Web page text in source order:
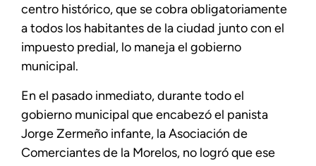
centro histórico, que se cobra obligatoriamente
a todos los habitantes de la ciudad junto con el
impuesto predial, lo maneja el gobierno
municipal.
En el pasado inmediato, durante todo el
gobierno municipal que encabezó el panista
Jorge Zermeño infante, la Asociación de
Comerciantes de la Morelos, no logró que ese